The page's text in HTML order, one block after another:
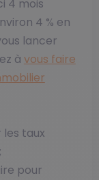
4 mois
4 % en
lancer
à vous faire
les taux
pour